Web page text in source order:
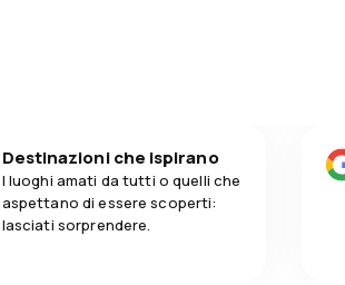
Destinazioni che ispirano
I luoghi amati da tutti o quelli che
aspettano di essere scoperti:
lasciati sorprendere.